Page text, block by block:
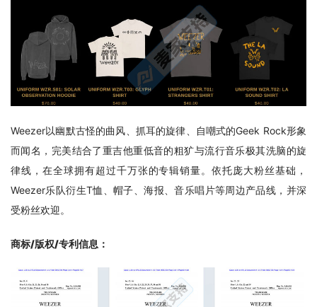
Weezer以幽默古怪的曲风、抓耳的旋律、自嘲式的Geek Rock形象
而闻名，完美结合了重吉他重低音的粗犷与流行音乐极其洗脑的旋
律线，在全球拥有超过千万张的专辑销量。依托庞大粉丝基础，
Weezer乐队衍生T恤、帽子、海报、音乐唱片等周边产品线，并深
受粉丝欢迎。
商标/版权/专利信息 ：